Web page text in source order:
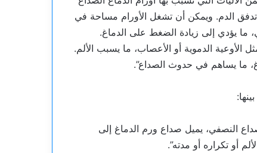
تدفق الدم. ويمكن أن تشغل الأورام مساحة في
ما يؤدي إلى زيادة الضغط على الدماغ.
الأوعية الدموية أو الأعصاب، ما يسبب الألم.
ما يساهم في حدوث الصداع”.
النصفي، يميل صداع ورم الدماغ إلى
أو تكراره أو مدته”.